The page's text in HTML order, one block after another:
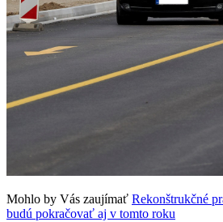
Mohlo by Vás zaujímať Rekonštrukčné
budú pokračovať aj v tomto roku